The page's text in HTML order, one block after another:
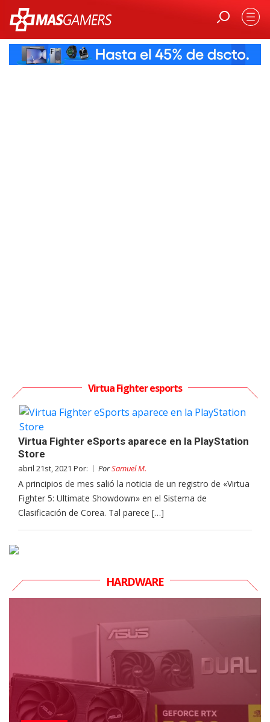
Virtua Fighter esports
Virtua Fighter eSports aparece en la PlayStation
Store
abril 21st, 2021 Por: PorSamuel M.
A principios de mes salió la noticia de un registro de «Virtua
Fighter 5: Ultimate Showdown» en el Sistema de
Clasificación de Corea. Tal parece […]
HARDWARE